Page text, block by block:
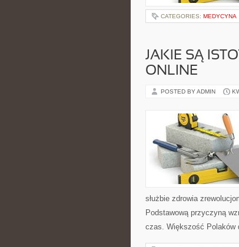
CATEGORIES: MEDYCYNA
JAKIE SĄ
ONLINE
POSTED BY ADMIN
służbie zdrowia
Podstawową przyczyną
czas. Większość